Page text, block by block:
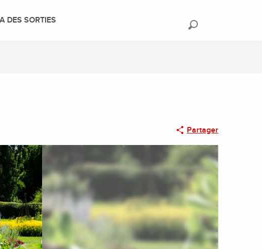
DES SORTIES
Partager